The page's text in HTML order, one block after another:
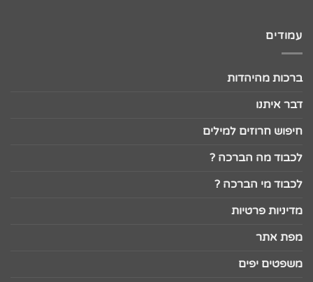
עמודים
ברכות מהיהדות
דבר איתנו
חיפוש חרוזים למילים
לכבוד מה הברכה ?
לכבוד מי הברכה ?
מדיניות פרטיות
מפת אתר
משפטים יפים